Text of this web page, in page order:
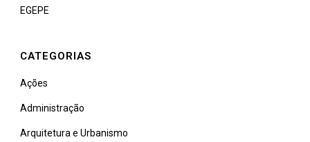
EGEPE
CATEGORIAS
Ações
Administração
Arquitetura e Urbanismo